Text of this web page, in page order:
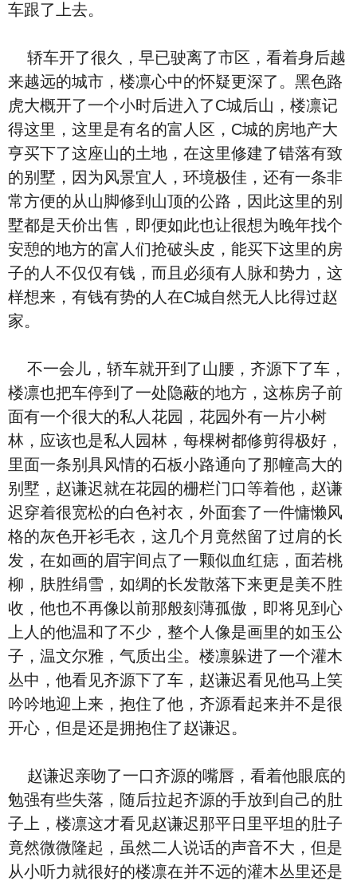
车跟了上去。
轿车开了很久，早已驶离了市区，看着身后越
来越远的城市，楼凛心中的怀疑更深了。黑色路
虎大概开了一个小时后进入了C城后山，楼凛记
得这里，这里是有名的富人区，C城的房地产大
亨买下了这座山的土地，在这里修建了错落有致
的别墅，因为风景宜人，环境极佳，还有一条非
常方便的从山脚修到山顶的公路，因此这里的别
墅都是天价出售，即便如此也让很想为晚年找个
安憩的地方的富人们抢破头皮，能买下这里的房
子的人不仅仅有钱，而且必须有人脉和势力，这
样想来，有钱有势的人在C城自然无人比得过赵
家。
不一会儿，轿车就开到了山腰，齐源下了车，
楼凛也把车停到了一处隐蔽的地方，这栋房子前
面有一个很大的私人花园，花园外有一片小树
林，应该也是私人园林，每棵树都修剪得极好，
里面一条别具风情的石板小路通向了那幢高大的
别墅，赵谦迟就在花园的栅栏门口等着他，赵谦
迟穿着很宽松的白色衬衣，外面套了一件慵懒风
格的灰色开衫毛衣，这几个月竟然留了过肩的长
发，在如画的眉宇间点了一颗似血红痣，面若桃
柳，肤胜绢雪，如绸的长发散落下来更是美不胜
收，他也不再像以前那般刻薄孤傲，即将见到心
上人的他温和了不少，整个人像是画里的如玉公
子，温文尔雅，气质出尘。楼凛躲进了一个灌木
丛中，他看见齐源下了车，赵谦迟看见他马上笑
吟吟地迎上来，抱住了他，齐源看起来并不是很
开心，但是还是拥抱住了赵谦迟。
赵谦迟亲吻了一口齐源的嘴唇，看着他眼底的
勉强有些失落，随后拉起齐源的手放到自己的肚
子上，楼凛这才看见赵谦迟那平日里平坦的肚子
竟然微微隆起，虽然二人说话的声音不大，但是
从小听力就很好的楼凛在并不远的灌木丛里还是